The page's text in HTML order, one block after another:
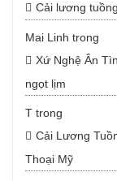
Cải lương
Mai Linh trong
Xứ Nghệ Ân
ngọt lịm
T trong
Cải Lương
Thoại Mỹ